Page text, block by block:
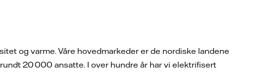
og varme. Våre hovedmarkeder er de nordiske landene
20 000 ansatte. I over hundre år har vi elektrifisert